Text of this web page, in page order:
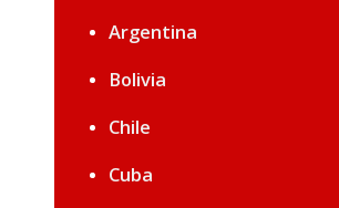
Argentina
Bolivia
Chile
Cuba